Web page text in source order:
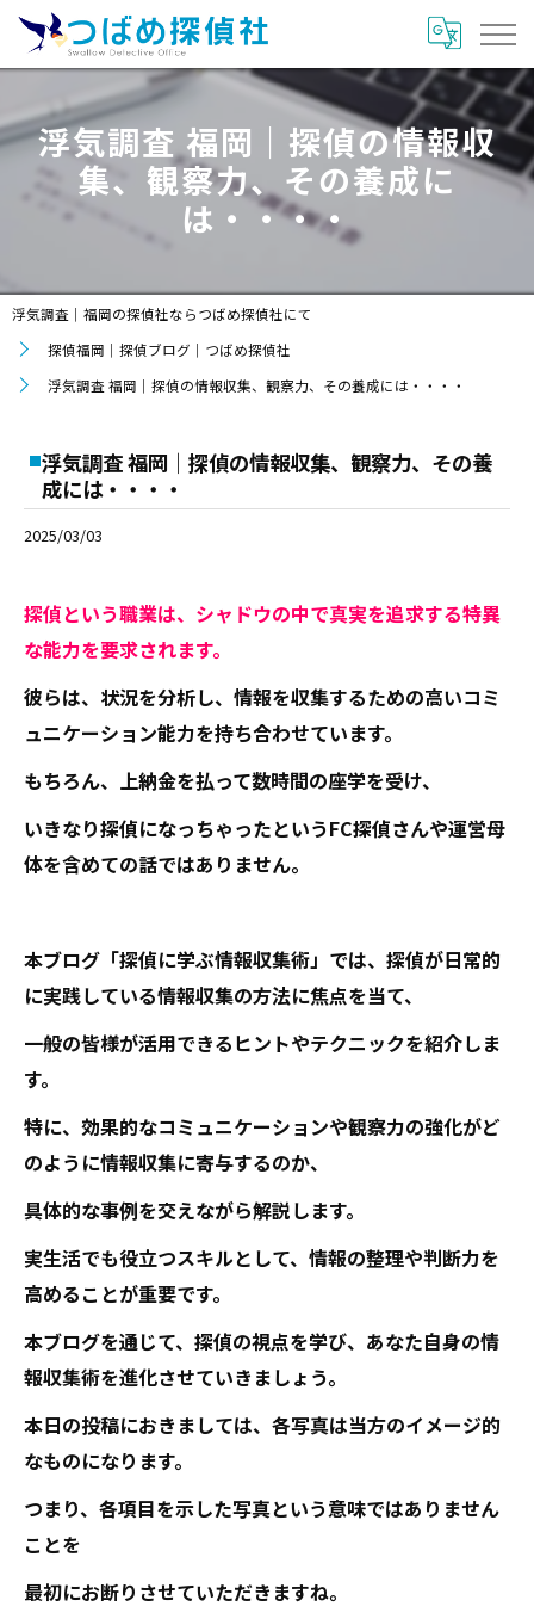
浮気調査 福岡｜探偵の情報収
集、観察力、その養成に
は・・・・
浮気調査｜福岡の探偵社ならつばめ探偵社にて
探偵福岡｜探偵ブログ｜つばめ探偵社
浮気調査 福岡｜探偵の情報収集、観察力、その養成には・・・・
浮気調査 福岡｜探偵の情報収集、観察力、その養
成には・・・・
2025/03/03
探偵という職業は、シャドウの中で真実を追求する特異
な能力を要求されます。
彼らは、状況を分析し、情報を収集するための高いコミ
ュニケーション能力を持ち合わせています。
もちろん、上納金を払って数時間の座学を受け、
いきなり探偵になっちゃったというFC探偵さんや運営母
体を含めての話ではありません。
本ブログ「探偵に学ぶ情報収集術」では、探偵が日常的
に実践している情報収集の方法に焦点を当て、
一般の皆様が活用できるヒントやテクニックを紹介しま
す。
特に、効果的なコミュニケーションや観察力の強化がど
のように情報収集に寄与するのか、
具体的な事例を交えながら解説します。
実生活でも役立つスキルとして、情報の整理や判断力を
高めることが重要です。
本ブログを通じて、探偵の視点を学び、あなた自身の情
報収集術を進化させていきましょう。
本日の投稿におきましては、各写真は当方のイメージ的
なものになります。
つまり、各項目を示した写真という意味ではありません
ことを
最初にお断りさせていただきますね。